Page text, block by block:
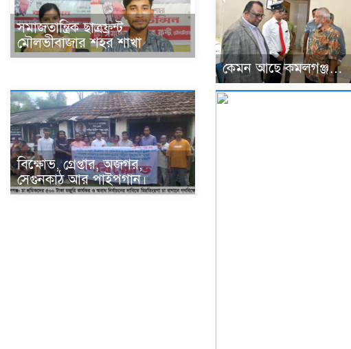
সমাজতান্ত্রিক ছাত্রফ্রন্ট
মৌলভীবাজার শহর শাখা
কেমন আছে কমলগঞ্জ…
বিক্ষোভ, গ্রেপ্তার, অজগর,
সেগুনকাঠ আর পাইপগান।